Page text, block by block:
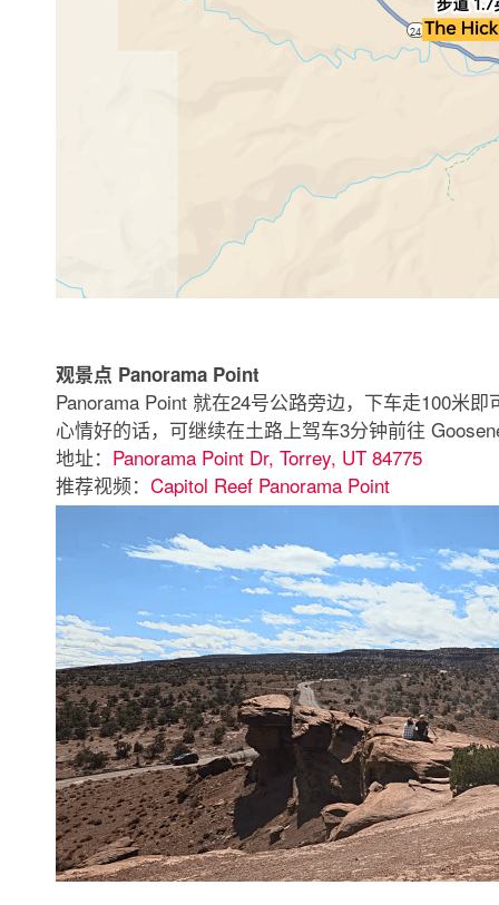
观景点 Panorama Point
Panorama Point 就在24号公路旁边，下车走100米即
心情好的话，可继续在土路上驾车3分钟前往
地址： Panorama Point Dr, Torrey, UT 84775
推荐视频： Capitol Reef Panorama Point